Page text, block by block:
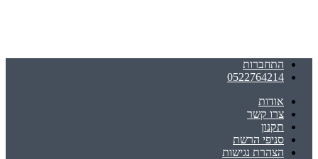
התחברות
0522764214
אודות
צרו קשר
תקנון
סניפי הרשת
הצהרת נגישות